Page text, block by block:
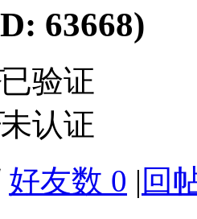
63668)
已验证
未认证
好友数 0 | 回